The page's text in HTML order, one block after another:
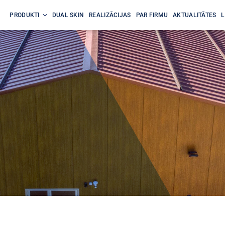
PRODUKTI DUAL SKIN REALIZĀCIJAS PAR FIRMU AKTUALITĀTES